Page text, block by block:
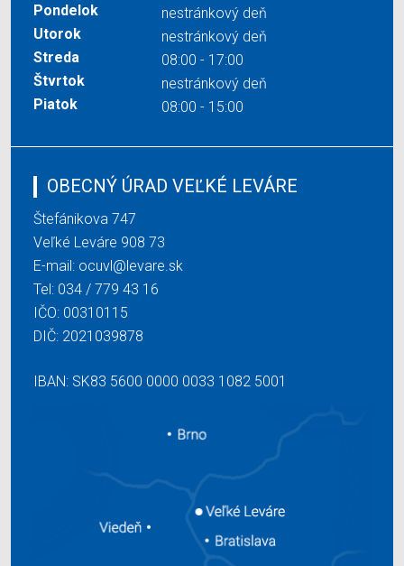
Pondelok
nestránkový deň
Utorok
nestránkový deň
Streda
08:00 - 17:00
Štvrtok
nestránkový deň
Piatok
08:00 - 15:00
OBECNÝ ÚRAD VEĽKÉ LEVÁRE
Štefánikova 747
Veľké Leváre 908 73
E-mail: ocuvl@levare.sk
Tel: 034 / 779 43 16
IČO: 00310115
DIČ: 2021039878
IBAN: SK83 5600 0000 0033 1082 5001